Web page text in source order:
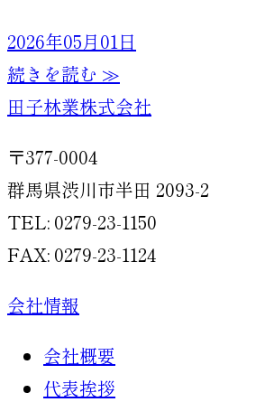
2026年05月01日
続きを読む ≫
田子林業株式会社
〒377-0004
群馬県渋川市半田 2093-2
TEL: 0279-23-1150
FAX: 0279-23-1124
会社情報
会社概要
代表挨拶